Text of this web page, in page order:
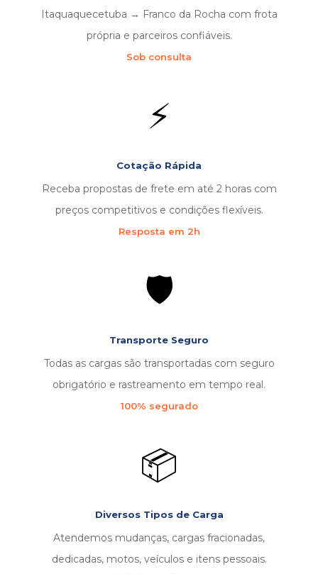
Itaquaquecetuba → Franco da Rocha com frota
própria e parceiros confiáveis.
Sob consulta
⚡
Cotação Rápida
Receba propostas de frete em até 2 horas com
preços competitivos e condições flexíveis.
Resposta em 2h
🛡️
Transporte Seguro
Todas as cargas são transportadas com seguro
obrigatório e rastreamento em tempo real.
100% segurado
📦
Diversos Tipos de Carga
Atendemos mudanças, cargas fracionadas,
dedicadas, motos, veículos e itens pessoais.